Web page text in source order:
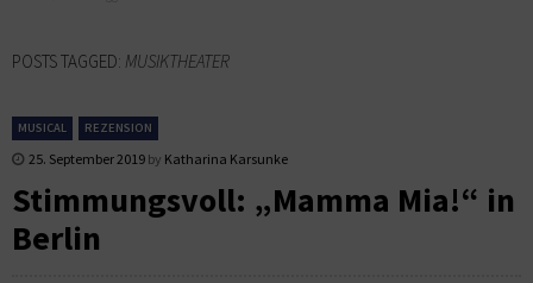
POSTS TAGGED: MUSIKTHEATER
MUSICAL REZENSION
25. September 2019 by Katharina Karsunke
Stimmungsvoll: „Mamma Mia!“ in
Berlin